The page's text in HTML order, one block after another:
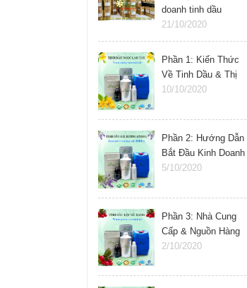
doanh tinh dầu
online
21/10/2020
Phần 1: Kiến Thức
Về Tinh Dầu & Thị
Trường
10/10/2020
Phần 2: Hướng Dẫn
Bắt Đầu Kinh Doanh
Tinh Dầu
5/10/2020
Phần 3: Nhà Cung
Cấp & Nguồn Hàng
Tinh Dầu
2/10/2020